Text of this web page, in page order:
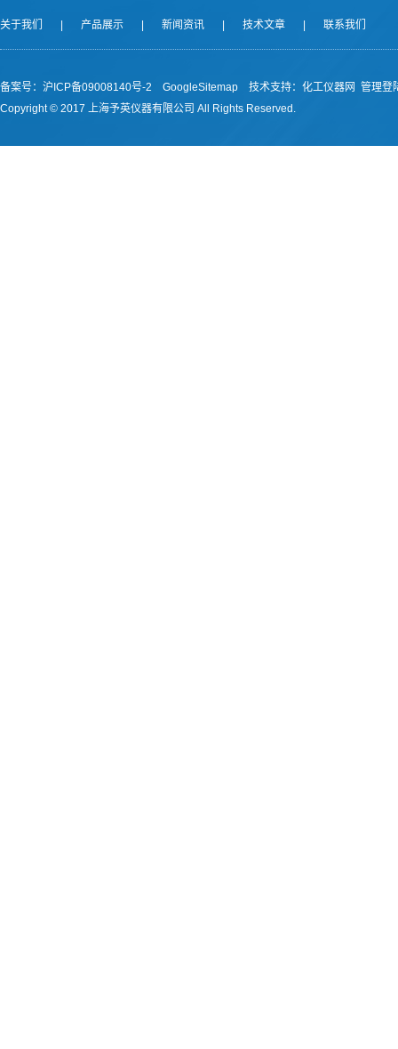
关于我们 产品展示 新闻资讯 技术文章 联系我们
备案号：沪ICP备09008140号-2 GoogleSitemap 技术支持： 化工仪器网 管理登
Copyright © 2017 上海予英仪器有限公司 All Rights Reserved.